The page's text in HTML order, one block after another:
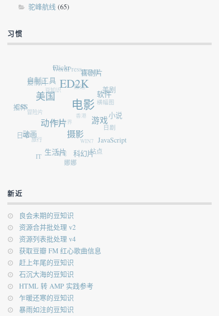
驼峰航线 (65)
习惯
电影
ED2K
美国
动作片
摄影
游戏
软件
喜剧片
Flickr
自制工具
CSS
动画
生活片
科幻片
JavaScript
小说
美剧
HTML
WordPress
爱情片
插件
日本
IT
娜娜
站点
日剧
横幅图
搬运
豆知识
冒险片
旅行
弯弯
WIN7
香港
魔兽世界
新近
良会未期的豆知识
资源合并批处理 v2
资源列表批处理 v4
获取豆瓣 FM 红心歌曲信息
赶上年尾的豆知识
石沉大海的豆知识
HTML 转 AMP 实践参考
乍暖还寒的豆知识
暴雨如注的豆知识